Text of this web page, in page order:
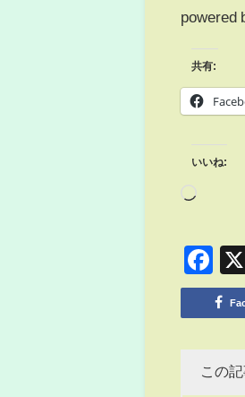
powered
共有:
いいね:
この